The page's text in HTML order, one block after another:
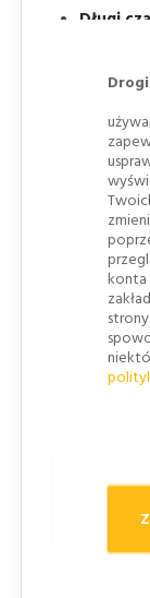
konta
Długi
baterii
przy
wspiera
przez
w
pracy.
Zakres